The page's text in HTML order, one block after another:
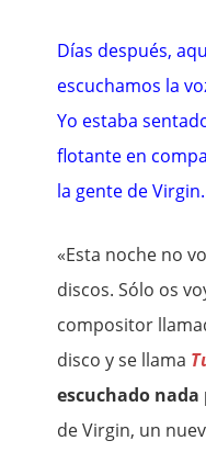
Días después,
escuchamos la
Yo estaba
flotante en
la gente de Virgin.
«Esta noche no
discos. Sólo os
compositor
disco y se llama
escuchado
de Virgin, un